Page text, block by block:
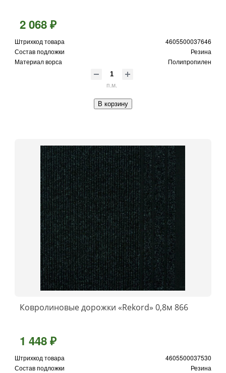
2 068 ₽
Штрихкод товара
4605500037646
Состав подложки
Резина
Материал ворса
Полипропилен
п.м.
В корзину
Ковролиновые дорожки «Rekord» 0,8м 866
1 448 ₽
Штрихкод товара
4605500037530
Состав подложки
Резина